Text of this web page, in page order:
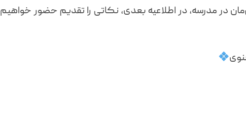
در مدرسه، در اطلاعیه بعدی، نکاتی را تقدیم حضور خواهیم